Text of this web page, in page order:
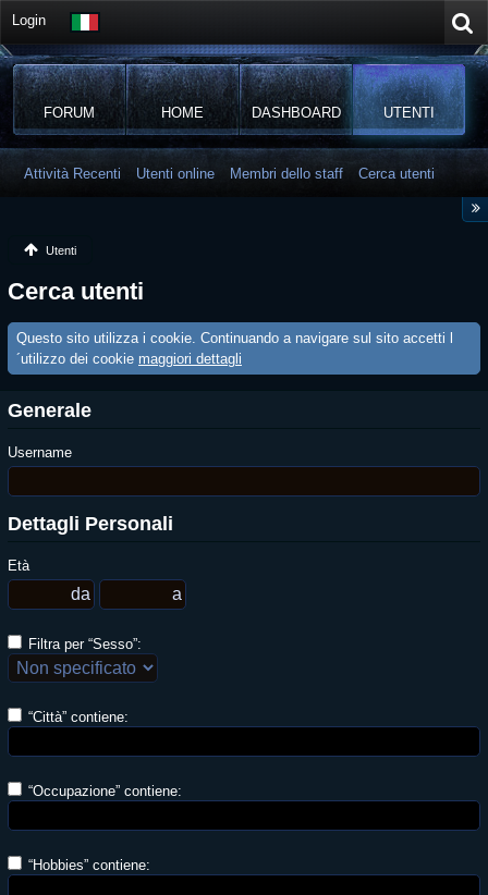
Login
FORUM HOME DASHBOARD UTENTI
Attività Recenti Utenti online Membri dello staff Cerca utenti
Utenti
Cerca utenti
Questo sito utilizza i cookie. Continuando a navigare sul sito accetti l
´utilizzo dei cookie maggiori dettagli
Generale
Username
Dettagli Personali
Età
Filtra per “Sesso”:
“Città” contiene:
“Occupazione” contiene:
“Hobbies” contiene: